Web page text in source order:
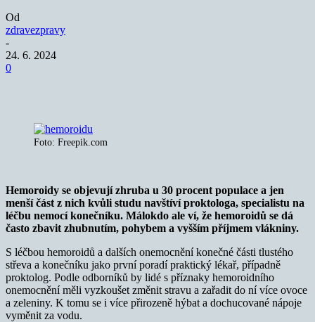
Od
zdravezpravy
-
24. 6. 2024
0
Foto: Freepik.com
Hemoroidy se objevují zhruba u 30 procent populace a jen
menší část z nich kvůli studu navštíví proktologa, specialistu na
léčbu nemocí konečníku. Málokdo ale ví, že hemoroidů se dá
často zbavit zhubnutím, pohybem a vyšším příjmem vlákniny.
S léčbou hemoroidů a dalších onemocnění konečné části tlustého
střeva a konečníku jako první poradí praktický lékař, případně
proktolog. Podle odborníků by lidé s příznaky hemoroidního
onemocnění měli vyzkoušet změnit stravu a zařadit do ní více ovoce
a zeleniny. K tomu se i více přirozeně hýbat a dochucované nápoje
vyměnit za vodu.